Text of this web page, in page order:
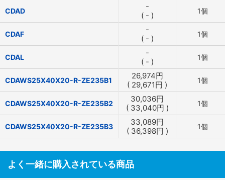
CDAD
-
( - ) 1個
CDAF
-
( - ) 1個
CDAL
-
( - ) 1個
CDAWS25X40X20-R-ZE235B1 26,974円
( 29,671円 ) 1個
CDAWS25X40X20-R-ZE235B2 30,036円
( 33,040円 ) 1個
CDAWS25X40X20-R-ZE235B3 33,089円
( 36,398円 ) 1個
よく一緒に購入されている商品